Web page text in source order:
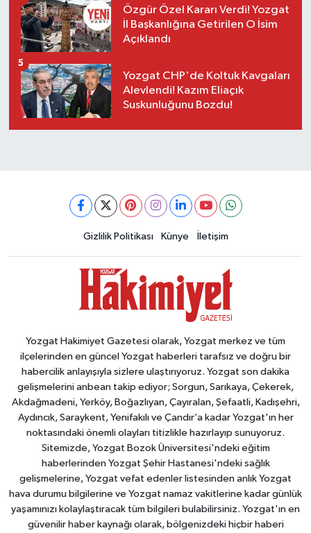
Özgür Özel Kararı Verdi! Yozgat
İl Başkanlığına Getirilen O İsim
Açıklandı
Yozgat CHP'de Koltuk Kavgaları
Alevlendi! Kazım Eliaçık
Suskunluğunu Bozdu!
5
Gizlilik Politikası Künye İletişim
Yozgat Hakimiyet Gazetesi olarak, Yozgat merkez ve tüm
ilçelerinden en güncel Yozgat haberleri tarafsız ve doğru bir
habercilik anlayışıyla sizlere ulaştırıyoruz. Yozgat son dakika
gelişmelerini anbean takip ediyor; Sorgun, Sarıkaya, Çekerek,
Akdağmadeni, Yerköy, Boğazlıyan, Çayıralan, Şefaatli, Kadışehri,
Aydıncık, Saraykent, Yenifakılı ve Çandır’a kadar Yozgat'ın her
noktasındaki önemli olayları titizlikle hazırlayıp sunuyoruz.
Sitemizde, Yozgat Bozok Üniversitesi'ndeki eğitim
haberlerinden Yozgat Şehir Hastanesi'ndeki sağlık
gelişmelerine, Yozgat vefat edenler listesinden anlık Yozgat
hava durumu bilgilerine ve Yozgat namaz vakitlerine kadar günlük
yaşamınızı kolaylaştıracak tüm bilgileri bulabilirsiniz. Yozgat'ın en
güvenilir haber kaynağı olarak, bölgenizdeki hiçbir haberi